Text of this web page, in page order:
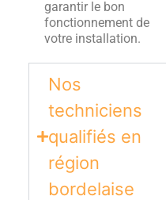
garantir le bon
fonctionnement de
votre installation.
Nos
techniciens
qualifiés en
région
bordelaise​